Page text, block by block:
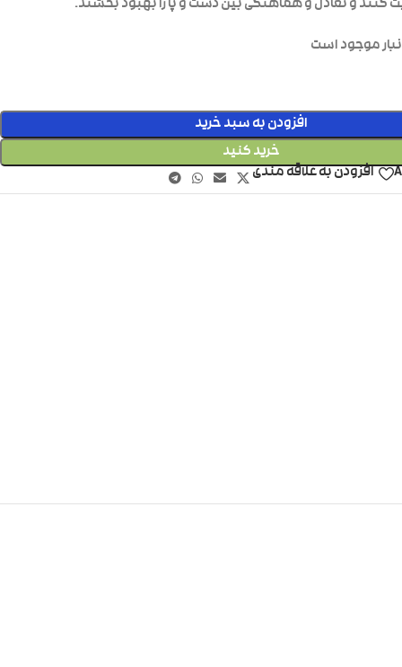
کنند و تعادل و هماهنگی بین دست و پا را بهبود بخشند.
افزودن به سبد خرید
خرید کنید
افزودن به علاقه مندی